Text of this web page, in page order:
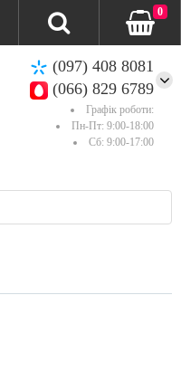
(097) 408 8081
(066) 829 6789
Графік роботи:
Пн-Пт: 9:00-18:00
Сб: 9:00-17:00
0